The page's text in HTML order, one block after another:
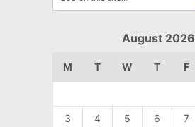
August 2026
M T W T F
3 4 5 6 7